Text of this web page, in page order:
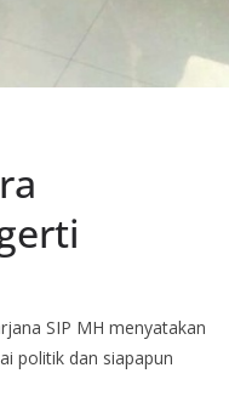
SIP MH menyatakan
politik dan siapapun